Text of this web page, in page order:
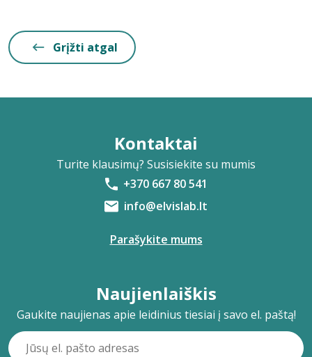
Grįžti atgal
Kontaktai
Turite klausimų? Susisiekite su mumis
+370 667 80 541
info@elvislab.lt
Parašykite mums
Naujienlaiškis
Gaukite naujienas apie leidinius tiesiai į savo el. paštą!